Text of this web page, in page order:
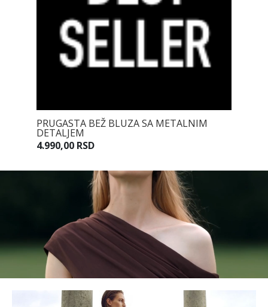
PRUGASTA BEŽ BLUZA SA METALNIM
DETALJEM
4.990,00 RSD